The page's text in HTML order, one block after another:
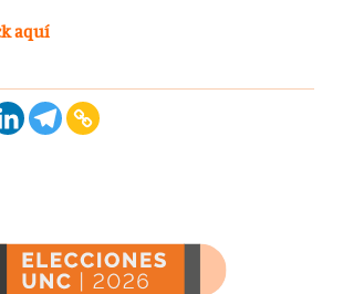
aquí